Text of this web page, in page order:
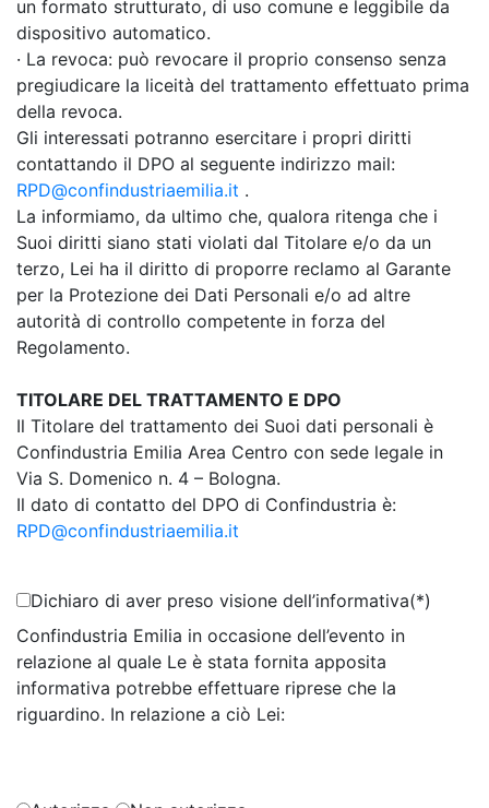
un formato strutturato, di uso comune e leggibile da
dispositivo automatico.
· La revoca: può revocare il proprio consenso senza
pregiudicare la liceità del trattamento effettuato prima
della revoca.
Gli interessati potranno esercitare i propri diritti
contattando il DPO al seguente indirizzo mail:
RPD@confindustriaemilia.it .
La informiamo, da ultimo che, qualora ritenga che i
Suoi diritti siano stati violati dal Titolare e/o da un
terzo, Lei ha il diritto di proporre reclamo al Garante
per la Protezione dei Dati Personali e/o ad altre
autorità di controllo competente in forza del
Regolamento.
TITOLARE DEL TRATTAMENTO E DPO
Il Titolare del trattamento dei Suoi dati personali è
Confindustria Emilia Area Centro con sede legale in
Via S. Domenico n. 4 – Bologna.
Il dato di contatto del DPO di Confindustria è:
RPD@confindustriaemilia.it
Dichiaro di aver preso visione dell’informativa(*)
Confindustria Emilia in occasione dell’evento in
relazione al quale Le è stata fornita apposita
informativa potrebbe effettuare riprese che la
riguardino. In relazione a ciò Lei: